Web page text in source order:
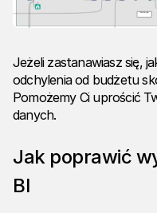
Jeżeli zastanawiasz się,
odchylenia od budżetu
Pomożemy Ci uprościć
danych.
Jak poprawić
BI